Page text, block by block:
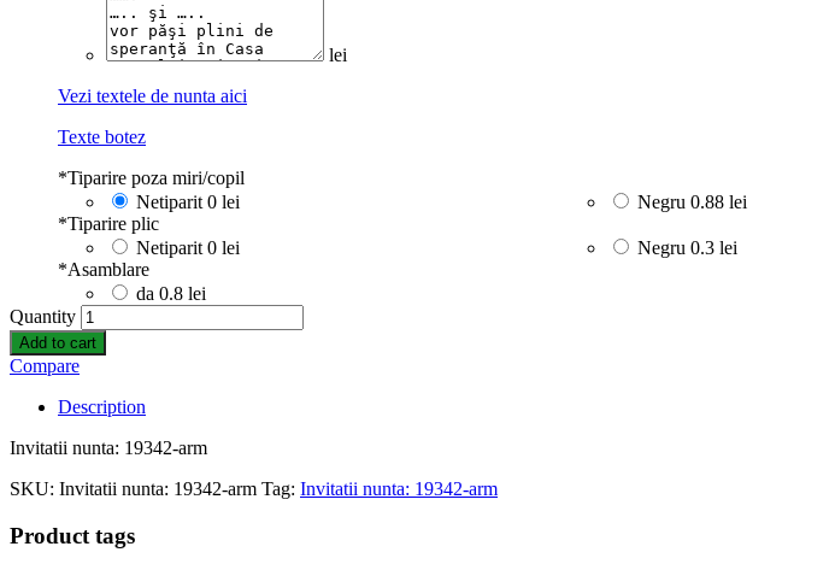
lei
Vezi textele de nunta aici
Texte botez
*Tiparire poza miri/copil
Netiparit 0 lei Negru 0.88 lei
*Tiparire plic
Netiparit 0 lei Negru 0.3 lei
*Asamblare
da 0.8 lei
Quantity
Add to cart
Compare
Description
Invitatii nunta: 19342-arm
SKU: Invitatii nunta: 19342-arm Tag: Invitatii nunta: 19342-arm
Product tags